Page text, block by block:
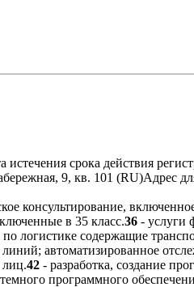
истечения срока действия
9, кв. 101 (RU)Адрес
консультирование,
в 35 класс.36 - услуги
логистике содержащие
автоматизированное
лиц.42 - разработка, создание
программного